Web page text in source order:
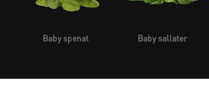
Baby spenat Baby sallater